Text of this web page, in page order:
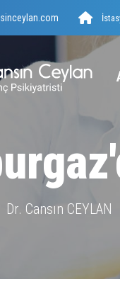
Dr. Cansın CEYLAN